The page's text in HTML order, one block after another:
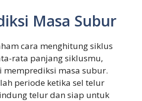
Masa Subur
cara menghitung siklus
rata panjang siklusmu,
memprediksi masa subur.
periode ketika sel telur
telur dan siap untuk